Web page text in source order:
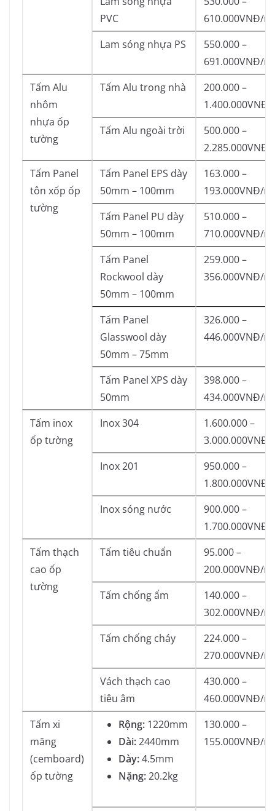
PVC
610.000VNĐ/
Lam sóng nhựa PS
550.000 –
691.000VNĐ/
Tấm Alu
nhôm
nhựa ốp
tường
Tấm Alu trong nhà
200.000 –
1.400.000VNĐ/
Tấm Alu ngoài trời
500.000 –
2.285.000VNĐ/
Tấm Panel
tôn xốp ốp
tường
Tấm Panel EPS dày
50mm – 100mm
163.000 –
193.000VNĐ/
Tấm Panel PU dày
50mm – 100mm
510.000 –
710.000VNĐ/
Tấm Panel
Rockwool dày
50mm – 100mm
259.000 –
356.000VNĐ/
Tấm Panel
Glasswool dày
50mm – 75mm
326.000 –
446.000VNĐ/
Tấm Panel XPS dày
50mm
398.000 –
434.000VNĐ/
Tấm inox
ốp tường
Inox 304
1.600.000 –
3.000.000VNĐ/
Inox 201
950.000 –
1.800.000VNĐ/
Inox sóng nước
900.000 –
1.700.000VNĐ/
Tấm thạch
cao ốp
tường
Tấm tiêu chuẩn
95.000 –
200.000VNĐ/
Tấm chống ẩm
140.000 –
302.000VNĐ/
Tấm chống cháy
224.000 –
270.000VNĐ/
Vách thạch cao
tiêu âm
430.000 –
460.000VNĐ/
Tấm xi
măng
(cemboard)
ốp tường
Rộng: 1220mm
Dài:2440mm
Dày:4.5mm
Nặng:20.2kg
130.000 –
155.000VNĐ/